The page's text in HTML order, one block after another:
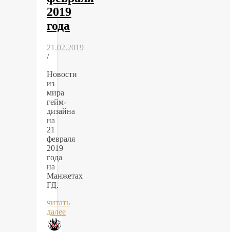
2019
года
21.02.2019
/
Новости
из
мира
гейм-
дизайна
на
21
февраля
2019
года
на
Манжетах
ГД.
читать
далее